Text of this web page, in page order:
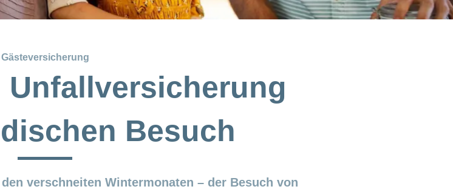
Gästeversicherung
Unfallversicherung
Besuch
verschneiten Wintermonaten – der Besuch von